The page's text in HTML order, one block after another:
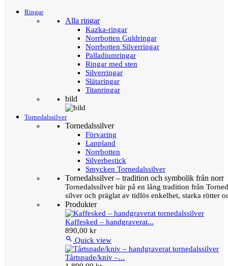
Ringar
Alla ringar
Kazka-ringar
Norrbotten Guldringar
Norrbotten Silverringar
Palladiumringar
Ringar med sten
Silverringar
Slätaringar
Titanringar
bild
Tornedalssilver
Tornedalssilver
Förvaring
Lappland
Norrbotten
Silverbestick
Smycken Tornedalssilver
Tornedalssilver – tradition och symbolik från norr
Tornedalssilver bär på en lång tradition från
silver och präglat av tidlös enkelhet, starka rötter
Produkter
Kaffesked – handgraverat...
890,00 kr
 Quick view
Tårtspade/kniv –...